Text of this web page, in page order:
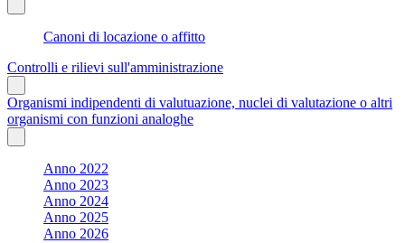
Canoni di locazione o affitto
Controlli e rilievi sull'amministrazione
Organismi indipendenti di valutuazione, nuclei di valutazione o altri
organismi con funzioni analoghe
Anno 2022
Anno 2023
Anno 2024
Anno 2025
Anno 2026